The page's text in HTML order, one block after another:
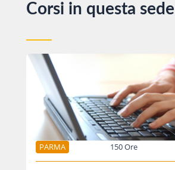
Corsi in questa sede
PARMA 150 Ore